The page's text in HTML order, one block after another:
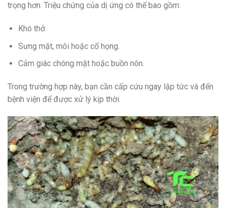
trọng hơn. Triệu chứng của dị ứng có thể bao gồm:
Khó thở.
Sưng mặt, môi hoặc cổ họng.
Cảm giác chóng mặt hoặc buồn nôn.
Trong trường hợp này, bạn cần cấp cứu ngay lập tức và đến
bệnh viện để được xử lý kịp thời.